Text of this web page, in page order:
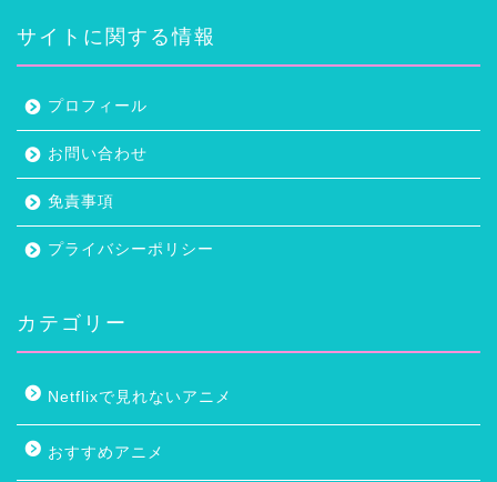
サイトに関する情報
プロフィール
お問い合わせ
免責事項
プライバシーポリシー
カテゴリー
Netflixで見れないアニメ
おすすめアニメ